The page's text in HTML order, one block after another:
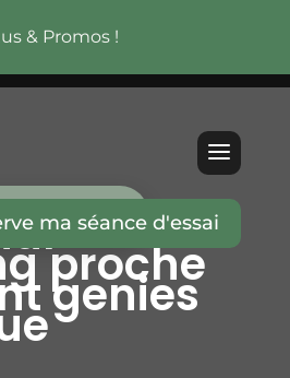
& Promos !
ma séance d'essai
proche
genies
D’ESSAI